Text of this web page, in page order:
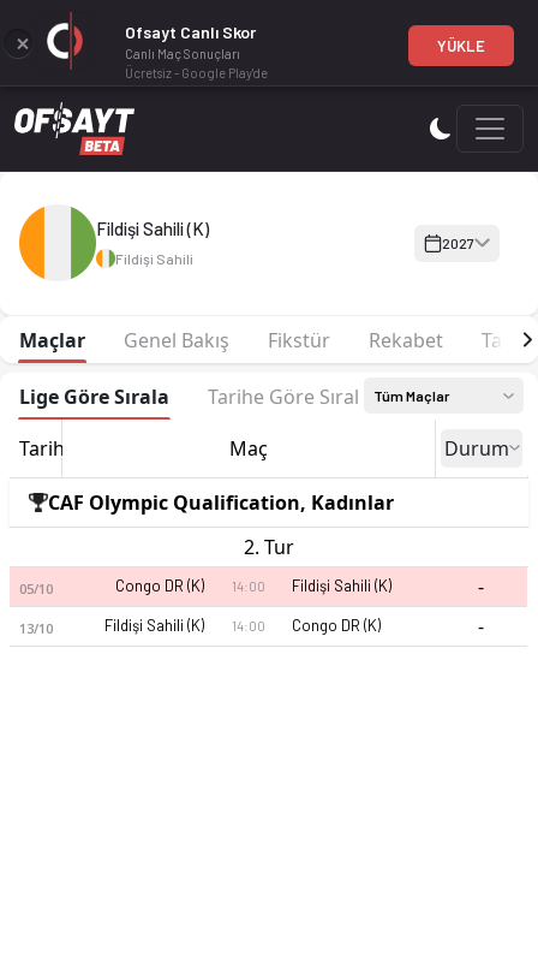
Fildişi Sahili (K) 2027 sezonu Kadro, fikstür ve canlı skor
Fildişi Sahili (K)
Fildişi Sahili
2027
Maçlar Genel Bakış Fikstür Rekabet
Lige Göre Sırala Tarihe Göre Sırala Tüm Maçlar
Tarih Maç Durum
CAF Olympic Qualification, Kadınlar
2. Tur
05/10 Congo DR (K) 14:00 Fildişi Sahili (K) -
13/10 Fildişi Sahili (K) 14:00 Congo DR (K) -
Ofsayt Canlı Skor
Canlı Maç Sonuçları
Ücretsiz - Google Play'de
YÜKLE